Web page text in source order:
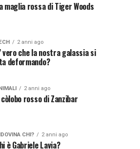
maglia rossa di Tiger Woods
2 anni ago
vero che la nostra galassia si
deformando?
2 anni ago
rosso di Zanzibar
CHI? 2 anni ago
è Gabriele Lavia?